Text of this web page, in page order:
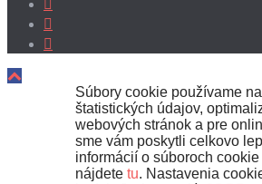
Súbory cookie používame
štatistických údajov,
webových stránok a pre
sme vám poskytli celkovo
informácií o súboroch
nájdete tu. Nastavenia